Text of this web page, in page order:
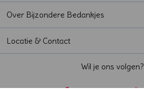
Over Bijzondere Bedankjes
Locatie & Contact
Wil je ons volgen?